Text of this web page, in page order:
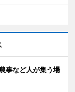
事など人が集う場